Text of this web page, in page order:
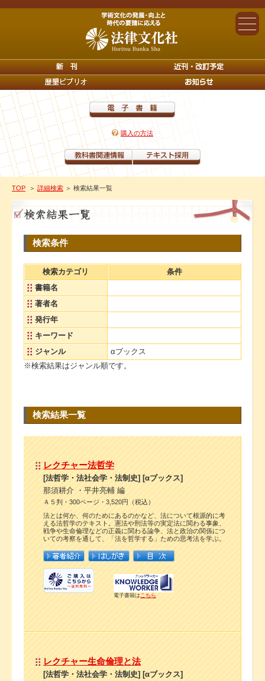
購入の方法
TOP ＞ 詳細検索 ＞ 検索結果一覧
検索条件
検索カテゴリ
条件
書籍名
著者名
発行年
キーワード
ジャンル
αブックス
※検索結果はジャンル順です。
検索結果一覧
レクチャー法哲学
[法哲学・法社会学・法制史] [αブックス]
那須耕介 ・平井亮輔 編
Ａ５判・300ページ・3,520円（税込）
法とは何か、何のためにあるのかなど、法について根源的に考
える法哲学のテキスト。憲法や刑法等の実定法に関わる事象、
戦争や生命倫理などの正義に関わる論争、法と政治の関係につ
いての考察を通して、「法を哲学する」ための思考法を学ぶ。
電子書籍は こちら
レクチャー生命倫理と法
[法哲学・法社会学・法制史] [αブックス]